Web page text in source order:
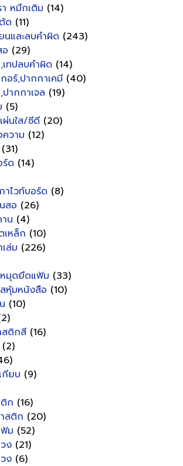
หมึกเติม (14)
ด (11)
และลบคำผิด (243)
(29)
ทปลบคำผิด (14)
อร์,ปากกาเคมี (40)
ากกาเจล (19)
(5)
ผ่นใส/ซีดี (20)
วาม (12)
(31)
ร์ด (14)
าไวท์บอร์ด (8)
สอ (26)
น (4)
เหล็ก (10)
ล่ม (226)
มุดยึดแฟ้ม (33)
หุ้มหนังสือ (10)
(10)
สติกสี (16)
(2)
กียบ (9)
ก (16)
สติก (20)
ม (52)
ง (21)
ง (6)